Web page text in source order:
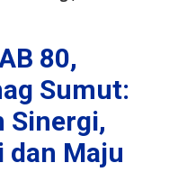
80,
Sumut:
Sinergi,
dan Maju